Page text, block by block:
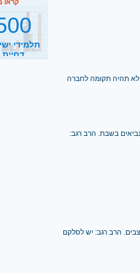
תלמידי
קראו
לא תהיה תקומה לחברה
הנביאים בשבת. הרב רגב:
חוצבים. הרב רגב: יש לסלקם